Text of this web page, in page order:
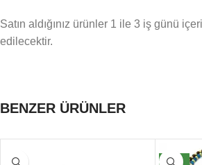
Satın aldığınız ürünler 1 ile 3 iş günü
edilecektir.
BENZER ÜRÜNLER
YENI